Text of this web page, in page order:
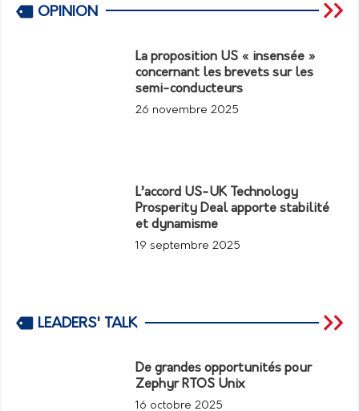
OPINION
La proposition US « insensée »
concernant les brevets sur les
semi-conducteurs
26 novembre 2025
L’accord US-UK Technology
Prosperity Deal apporte stabilité
et dynamisme
19 septembre 2025
LEADERS' TALK
De grandes opportunités pour
Zephyr RTOS Unix
16 octobre 2025